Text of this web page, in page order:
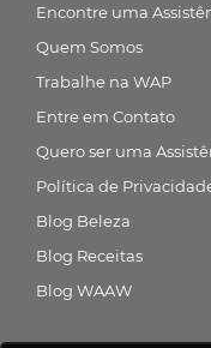
Encontre uma
Quem Somos
Trabalhe na WAP
Entre em Contato
Quero ser uma
Política de
Blog Beleza
Blog Receitas
Blog WAAW